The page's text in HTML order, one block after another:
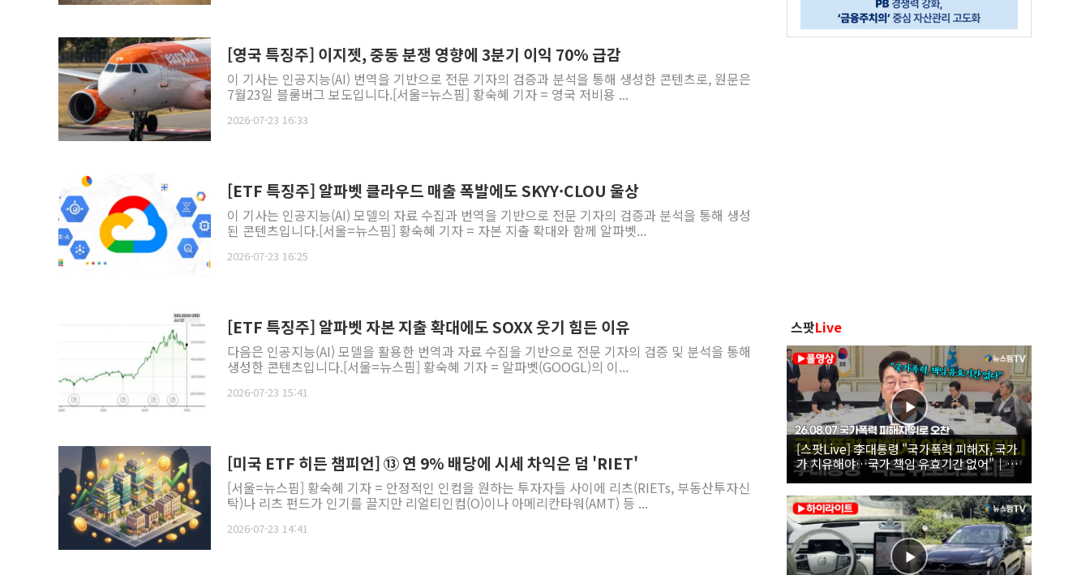
[영국 특징주] 이지젯, 중동 분쟁 영향에 3분기 이익 70% 급감
이 기사는 인공지능(AI) 번역을 기반으로 전문 기자의 검증과 분석을 통해 생성한 콘텐츠로, 원문은
7월23일 블룸버그 보도입니다.[서울=뉴스핌] 황숙혜 기자 = 영국 저비용 ...
2026-07-23 16:33
[ETF 특징주] 알파벳 클라우드 매출 폭발에도 SKYY·CLOU 울상
이 기사는 인공지능(AI) 모델의 자료 수집과 번역을 기반으로 전문 기자의 검증과 분석을 통해 생성
된 콘텐츠입니다.[서울=뉴스핌] 황숙혜 기자 = 자본 지출 확대와 함께 알파벳...
2026-07-23 16:25
[ETF 특징주] 알파벳 자본 지출 확대에도 SOXX 웃기 힘든 이유
다음은 인공지능(AI) 모델을 활용한 번역과 자료 수집을 기반으로 전문 기자의 검증 및 분석을 통해
생성한 콘텐츠입니다.[서울=뉴스핌] 황숙혜 기자 = 알파벳(GOOGL)의 이...
2026-07-23 15:41
[미국 ETF 히든 챔피언] ⑬ 연 9% 배당에 시세 차익은 덤 'RIET'
[서울=뉴스핌] 황숙혜 기자 = 안정적인 인컴을 원하는 투자자들 사이에 리츠(RIETs, 부동산투자신
탁)나 리츠 펀드가 인기를 끌지만 리얼티인컴(O)이나 아메리칸타워(AMT) 등 ...
2026-07-23 14:41
스팟Live
[스팟Live] 李대통령 "국가폭력 피해자, 국가
가 치유해야…국가 책임 유효기간 없어"｜
26.08.07 국가폭력 피해자 위로 오찬